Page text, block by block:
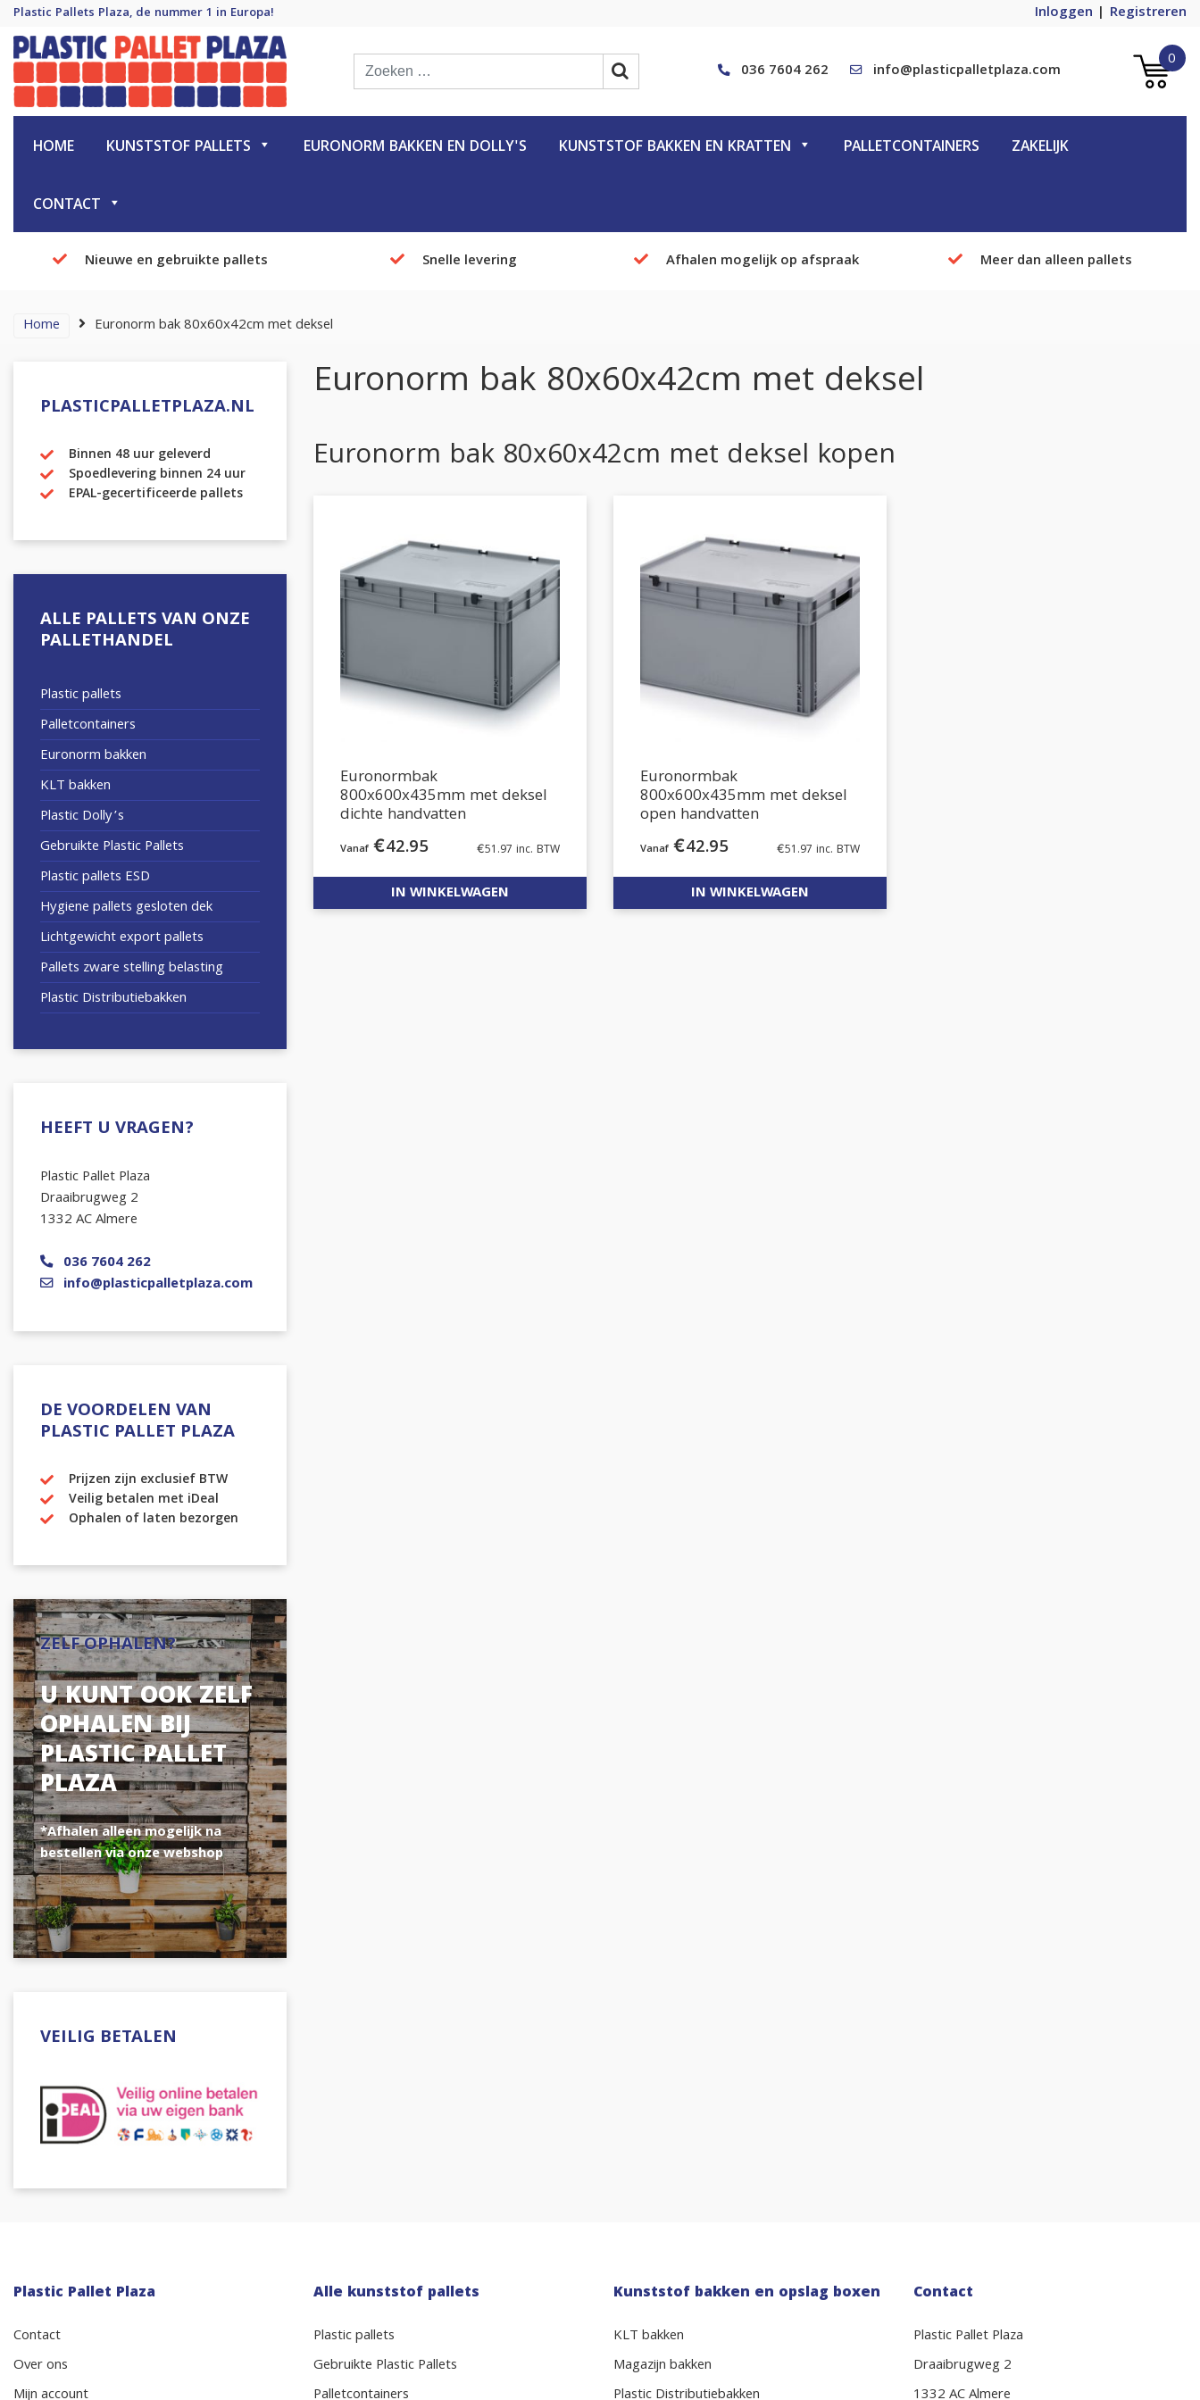
Plastic Pallets Plaza, de nummer 1 in Europa! Inloggen Registreren
Plastic Pallet Plaza
Plastic Pallets Plaza, de nummer 1 in Europa! 0
036 7604 262 info@plasticpalletplaza.com
HOME KUNSTSTOF PALLETS EURONORM BAKKEN EN DOLLY'S KUNSTSTOF BAKKEN EN KRATTEN PALLETCONTAINERS ZAKELIJK
CONTACT
Nieuwe en gebruikte pallets Snelle levering Afhalen mogelijk op afspraak Meer dan alleen pallets
Home Euronorm bak 80x60x42cm met deksel
PLASTICPALLETPLAZA.NL
Binnen 48 uur geleverd
Spoedlevering binnen 24 uur
EPAL-gecertificeerde pallets
ALLE PALLETS VAN ONZE
PALLETHANDEL
Plastic pallets
Palletcontainers
Euronorm bakken
KLT bakken
Plastic Dolly’s
Gebruikte Plastic Pallets
Plastic pallets ESD
Hygiene pallets gesloten dek
Lichtgewicht export pallets
Pallets zware stelling belasting
Plastic Distributiebakken
HEEFT U VRAGEN?
Plastic Pallet Plaza
Draaibrugweg 2
1332 AC Almere
036 7604 262
info@plasticpalletplaza.com
DE VOORDELEN VAN
PLASTIC PALLET PLAZA
Prijzen zijn exclusief BTW
Veilig betalen met iDeal
Ophalen of laten bezorgen
ZELF OPHALEN?
U KUNT OOK ZELF
OPHALEN BIJ
PLASTIC PALLET
PLAZA
*Afhalen alleen mogelijk na
bestellen via onze webshop
VEILIG BETALEN
Euronorm bak 80x60x42cm met deksel
Euronorm bak 80x60x42cm met deksel kopen
Euronormbak
800x600x435mm met deksel
dichte handvatten
€42.95 €51.97 inc. BTW
IN WINKELWAGEN
Euronormbak
800x600x435mm met deksel
open handvatten
€42.95 €51.97 inc. BTW
IN WINKELWAGEN
Plastic Pallet Plaza
Contact
Over ons
Mijn account
Alle kunststof pallets
Plastic pallets
Gebruikte Plastic Pallets
Palletcontainers
Kunststof bakken en opslag boxen
KLT bakken
Magazijn bakken
Plastic Distributiebakken
Contact
Plastic Pallet Plaza
Draaibrugweg 2
1332 AC Almere